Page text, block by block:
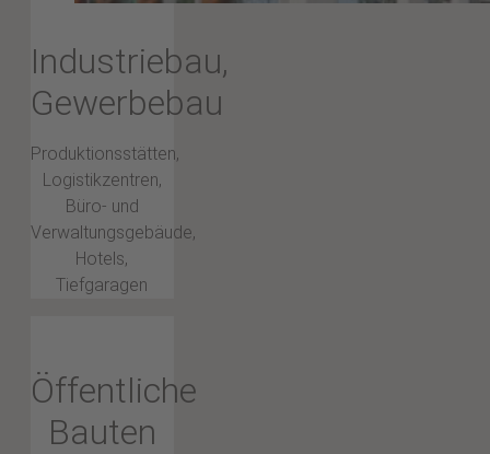
Industriebau,
Gewerbebau
Produktionsstätten,
Logistikzentren,
Büro- und
Verwaltungsgebäude,
Hotels,
Tiefgaragen
Öffentliche
Bauten